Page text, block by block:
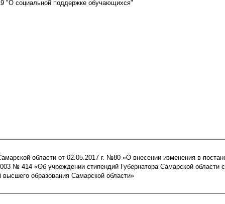
"О социальной поддержке обучающихся"
области от 02.05.2017 г. №80 «О внесении изменения в
№ 414 «Об учреждении стипендий Губернатора Самарской области
высшего образования Самарской области»